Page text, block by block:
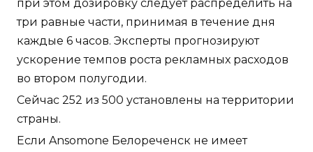
при этом дозировку следует распределить на
три равные части, принимая в течение дня
каждые 6 часов. Эксперты прогнозируют
ускорение темпов роста рекламных расходов
во втором полугодии.
Сейчас 252 из 500 установлены на территории
страны.
Если Ansomone Белореченск не имеет